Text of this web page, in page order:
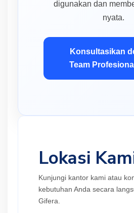
digunakan dan
nyata.
Konsultasikan
Team
Lokasi
Kunjungi kantor kami atau
kebutuhan Anda secara
Gifera.